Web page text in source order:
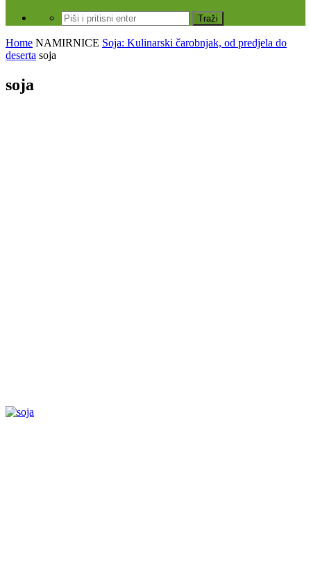
Home NAMIRNICE Soja: Kulinarski čarobnjak, od predjela do
deserta soja
soja